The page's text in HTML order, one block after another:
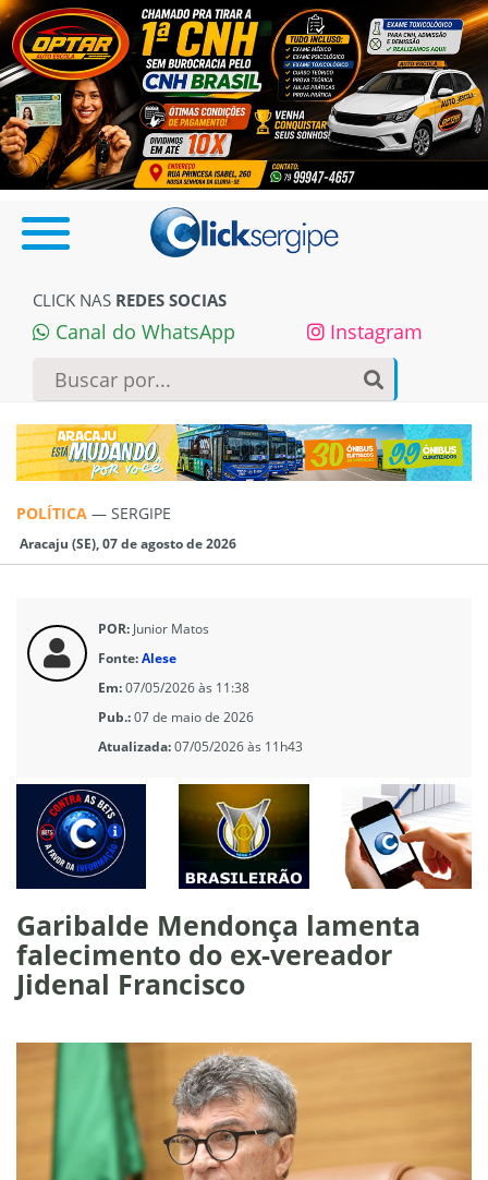
CLICK NAS REDES SOCIAS
Canal do WhatsApp Instagram
POLÍTICA — SERGIPE
Aracaju (SE), 07 de agosto de 2026
POR: Junior Matos
Fonte:Alese
Em:07/05/2026 às 11:38
Pub.:07 de maio de 2026
Atualizada:07/05/2026 às 11h43
Garibalde Mendonça lamenta
falecimento do ex-vereador
Jidenal Francisco